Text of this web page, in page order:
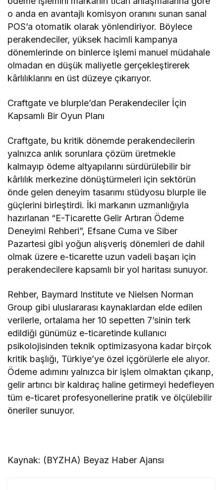
o anda en avantajlı komisyon oranını sunan sanal
POS’a otomatik olarak yönlendiriyor. Böylece
perakendeciler, yüksek hacimli kampanya
dönemlerinde on binlerce işlemi manuel müdahale
olmadan en düşük maliyetle gerçekleştirerek
kârlılıklarını en üst düzeye çıkarıyor.
Craftgate ve blurple’dan Perakendeciler İçin
Kapsamlı Bir Oyun Planı
Craftgate, bu kritik dönemde perakendecilerin
yalnızca anlık sorunlara çözüm üretmekle
kalmayıp ödeme altyapılarını sürdürülebilir bir
kârlılık merkezine dönüştürmeleri için sektörün
önde gelen deneyim tasarımı stüdyosu blurple ile
güçlerini birleştirdi. İki markanın uzmanlığıyla
hazırlanan “E-Ticarette Gelir Artıran Ödeme
Deneyimi Rehberi”, Efsane Cuma ve Siber
Pazartesi gibi yoğun alışveriş dönemleri de dahil
olmak üzere e-ticarette uzun vadeli başarı için
perakendecilere kapsamlı bir yol haritası sunuyor.
Rehber, Baymard Institute ve Nielsen Norman
Group gibi uluslararası kaynaklardan elde edilen
verilerle, ortalama her 10 sepetten 7’sinin terk
edildiği günümüz e-ticaretinde kullanıcı
psikolojisinden teknik optimizasyona kadar birçok
kritik başlığı, Türkiye’ye özel içgörülerle ele alıyor.
Ödeme adımını yalnızca bir işlem olmaktan çıkarıp,
gelir artırıcı bir kaldıraç haline getirmeyi hedefleyen
tüm e-ticaret profesyonellerine pratik ve ölçülebilir
öneriler sunuyor.
Kaynak: (BYZHA) Beyaz Haber Ajansı